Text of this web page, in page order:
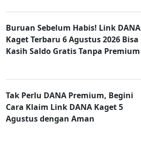
Buruan Sebelum Habis! Link DANA
Kaget Terbaru 6 Agustus 2026 Bisa
Kasih Saldo Gratis Tanpa Premium
Tak Perlu DANA Premium, Begini
Cara Klaim Link DANA Kaget 5
Agustus dengan Aman